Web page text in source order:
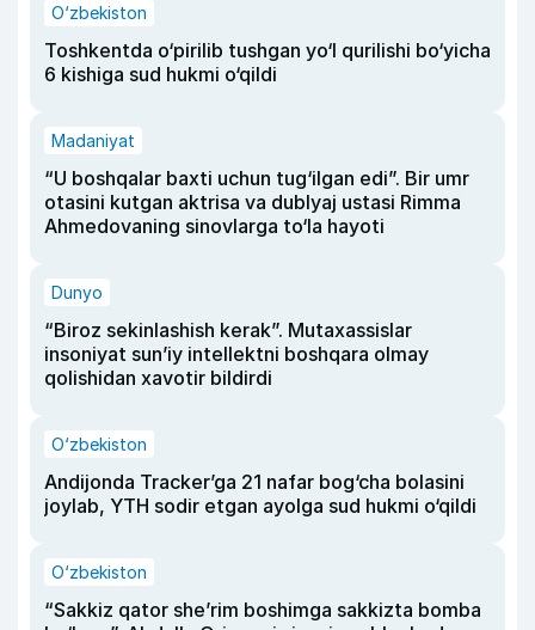
O‘zbekiston
Toshkentda o‘pirilib tushgan yo‘l qurilishi bo‘yicha
6 kishiga sud hukmi o‘qildi
Madaniyat
“U boshqalar baxti uchun tug‘ilgan edi”. Bir umr
otasini kutgan aktrisa va dublyaj ustasi Rimma
Ahmedovaning sinovlarga to‘la hayoti
Dunyo
“Biroz sekinlashish kerak”. Mutaxassislar
insoniyat sun’iy intellektni boshqara olmay
qolishidan xavotir bildirdi
O‘zbekiston
Andijonda Tracker’ga 21 nafar bog‘cha bolasini
joylab, YTH sodir etgan ayolga sud hukmi o‘qildi
O‘zbekiston
“Sakkiz qator she’rim boshimga sakkizta bomba